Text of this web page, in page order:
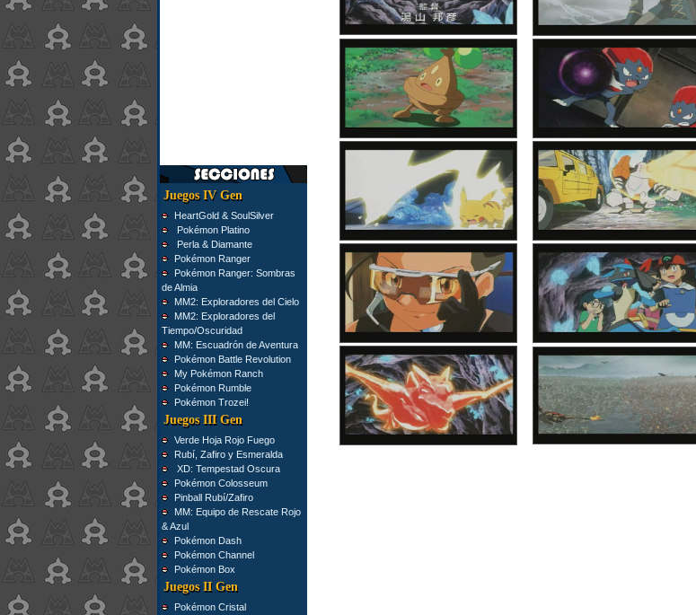
Juegos IV Gen
HeartGold & SoulSilver
Pokémon Platino
Perla & Diamante
Pokémon Ranger
Pokémon Ranger: Sombras
de Almia
MM2: Exploradores del Cielo
MM2: Exploradores del
Tiempo/Oscuridad
MM: Escuadrón de Aventura
Pokémon Battle Revolution
My Pokémon Ranch
Pokémon Rumble
Pokémon Trozei!
Juegos III Gen
Verde Hoja Rojo Fuego
Rubí, Zafiro y Esmeralda
XD: Tempestad Oscura
Pokémon Colosseum
Pinball Rubí/Zafiro
MM: Equipo de Rescate Rojo
& Azul
Pokémon Dash
Pokémon Channel
Pokémon Box
Juegos II Gen
Pokémon Cristal